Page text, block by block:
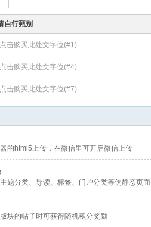
自行甄别
点击购买此处文字位(#1)
点击购买此处文字位(#4)
点击购买此处文字位(#7)
的html5上传，在微信里可开启微信上传
题分类、导读、标签、门户分类等伪静态页面
块的帖子时可获得随机积分奖励